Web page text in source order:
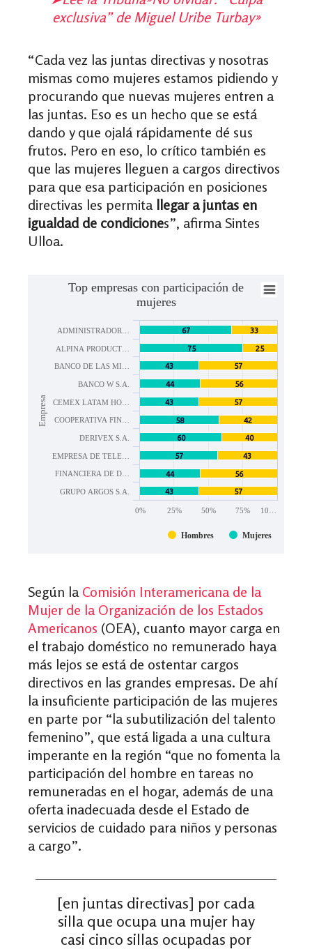
exclusiva” de Miguel Uribe Turbay»
“Cada vez las juntas directivas y nosotras
mismas como mujeres estamos pidiendo y
procurando que nuevas mujeres entren a
las juntas. Eso es un hecho que se está
dando y que ojalá rápidamente dé sus
frutos. Pero en eso, lo crítico también es
que las mujeres lleguen a cargos directivos
para que esa participación en posiciones
directivas les permita llegar a juntas en
igualdad de condiciones”, afirma Sintes
Ulloa.
Según la Comisión Interamericana de la
Mujer de la Organización de los Estados
Americanos (OEA), cuanto mayor carga en
el trabajo doméstico no remunerado haya
más lejos se está de ostentar cargos
directivos en las grandes empresas. De ahí
la insuficiente participación de las mujeres
en parte por “la subutilización del talento
femenino”, que está ligada a una cultura
imperante en la región “que no fomenta la
participación del hombre en tareas no
remuneradas en el hogar, además de una
oferta inadecuada desde el Estado de
servicios de cuidado para niños y personas
a cargo”.
[en juntas directivas] por cada
silla que ocupa una mujer hay
casi cinco sillas ocupadas por